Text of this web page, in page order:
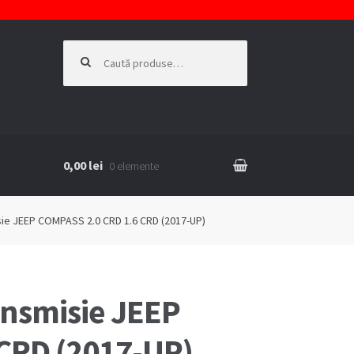
după:
0,00 lei 0 elemente
COMPASS 2.0 CRD 1.6 CRD (2017-UP)
JEEP